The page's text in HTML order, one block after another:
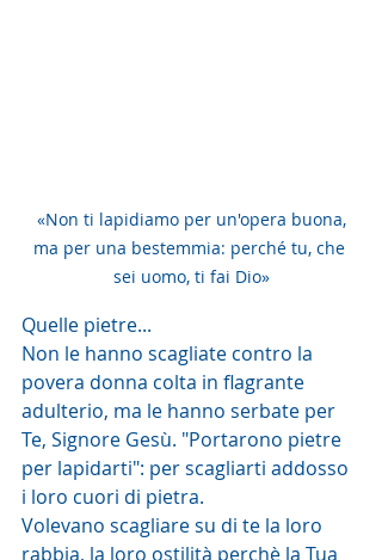
ma per una bestemmia: perché tu, che
sei uomo, ti fai Dio»
Quelle pietre...
Non le hanno scagliate contro la
povera donna colta in flagrante
adulterio, ma le hanno serbate per
Te, Signore Gesù. "Portarono pietre
per lapidarti": per scagliarti addosso
i loro cuori di pietra.
Volevano scagliare su di te la loro
rabbia, la loro ostilità perchè la Tua